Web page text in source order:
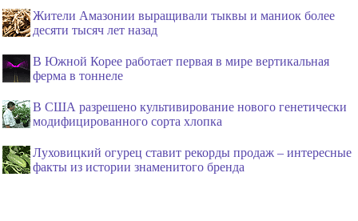
Жители Амазонии выращивали тыквы и маниок более
десяти тысяч лет назад
В Южной Корее работает первая в мире вертикальная
ферма в тоннеле
В США разрешено культивирование нового генетически
модифицированного сорта хлопка
Луховицкий огурец ставит рекорды продаж – интересные
факты из истории знаменитого бренда